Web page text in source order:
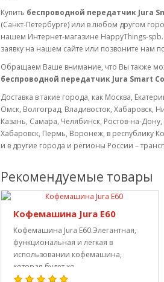
Купить беспроводной передатчик Jura
(Санкт-Петербурге) или в любом другом
нашем Интернет-магазине HappyThings-spb.
заявку на нашем сайте или позвоните нам
Обращаем Ваше внимание, что Вы также
беспроводной передатчик Jura Smart
Доставка в такие города, как Москва,
Омск, Волгоград, Владивосток, Хабаровск,
Казань, Самара, Челябинск, Ростов-на-
Хабаровск, Пермь, Воронеж, в республику
и в другие города и регионы России –
Рекомендуемые товары
Кофемашина Jura E60
Кофемашина Jura E60.Элегантная,
функциональная и легкая в
использовании кофемашина,
которая будет хо..